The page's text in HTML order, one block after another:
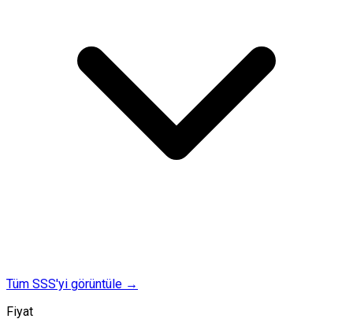
Tüm SSS'yi görüntüle →
Fiyat